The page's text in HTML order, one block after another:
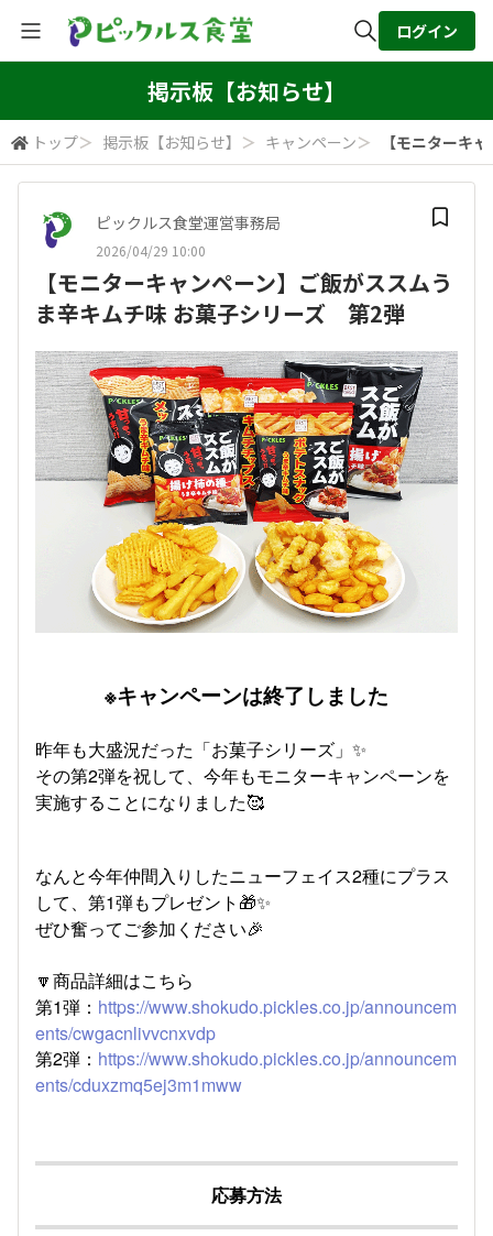
検索
ログイン
掲示板【お知らせ】
トップ＞ 掲示板【お知らせ】 ＞ キャンペーン＞ 【モニターキ
ピックルス食堂運営事務局
2026/04/29 10:00
【モニターキャンペーン】ご飯がススムう
ま辛キムチ味 お菓子シリーズ 第2弾
※キャンペーンは終了しました
昨年も大盛況だった 「お菓子シリーズ」✨
その第2弾を祝して、今年もモニターキャンペーンを
実施することになりました🥰
なんと今年仲間入りしたニューフェイス2種にプラス
して、第1弾もプレゼント🎁✨
ぜひ奮ってご参加ください🎉
🔽商品詳細はこちら
第1弾： https://www.shokudo.pickles.co.jp/announcem
ents/cwgacnlivvcnxvdp
第2弾： https://www.shokudo.pickles.co.jp/announcem
ents/cduxzmq5ej3m1mww
応募方法